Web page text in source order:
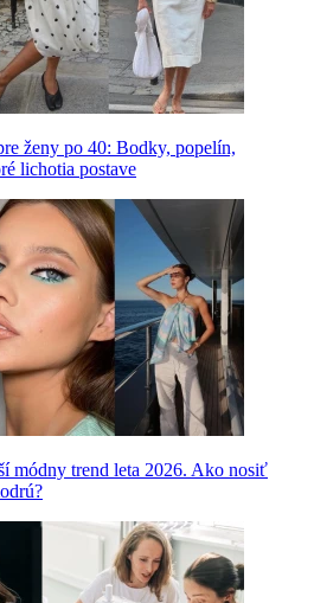
ženy po 40: Bodky, popelín,
lichotia postave
módny trend leta 2026. Ako nosiť